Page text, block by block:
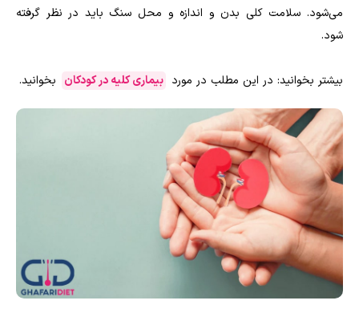
می‌شود. سلامت کلی بدن و اندازه و محل سنگ باید در نظر گرفته
شود.
بیشتر بخوانید: در این مطلب در مورد بیماری کلیه در کودکان بخوانید.